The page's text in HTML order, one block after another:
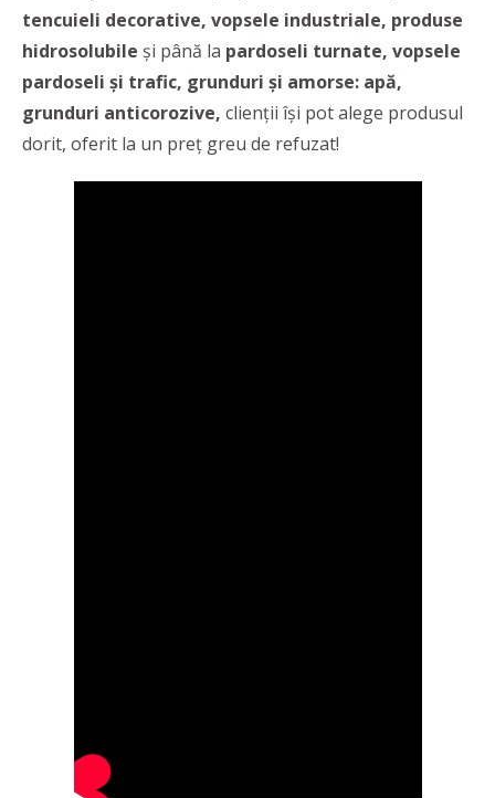
tencuieli decorative, vopsele industriale, produse
hidrosolubile și până la pardoseli turnate, vopsele
pardoseli și trafic, grunduri și amorse: apă,
grunduri anticorozive, clienții își pot alege produsul
dorit, oferit la un preț greu de refuzat!